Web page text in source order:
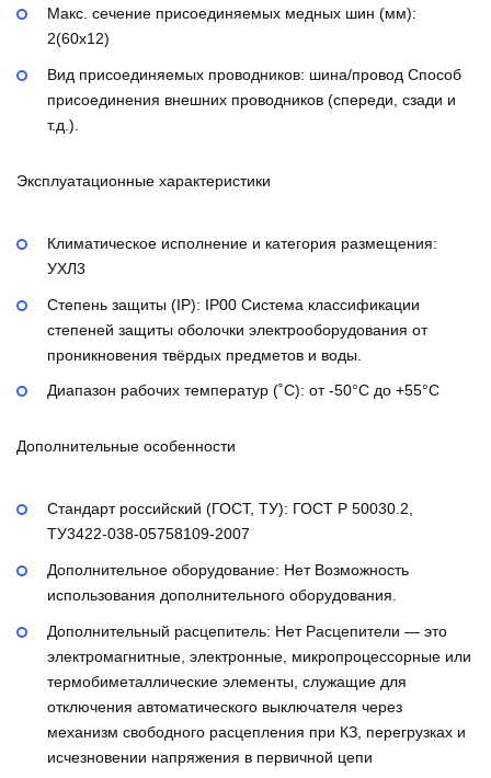
Макс. сечение присоединяемых медных шин (мм):
2(60х12)
Вид присоединяемых проводников: шина/провод Способ
присоединения внешних проводников (спереди, сзади и
т.д.).
Эксплуатационные характеристики
Климатическое исполнение и категория размещения:
УХЛ3
Степень защиты (IP): IP00 Система классификации
степеней защиты оболочки электрооборудования от
проникновения твёрдых предметов и воды.
Диапазон рабочих температур (˚С): от -50°С до +55°С
Дополнительные особенности
Стандарт российский (ГОСТ, ТУ): ГОСТ Р 50030.2,
ТУ3422-038-05758109-2007
Дополнительное оборудование: Нет Возможность
использования дополнительного оборудования.
Дополнительный расцепитель: Нет Расцепители — это
электромагнитные, электронные, микропроцессорные или
термобиметаллические элементы, служащие для
отключения автоматического выключателя через
механизм свободного расцепления при КЗ, перегрузках и
исчезновении напряжения в первичной цепи